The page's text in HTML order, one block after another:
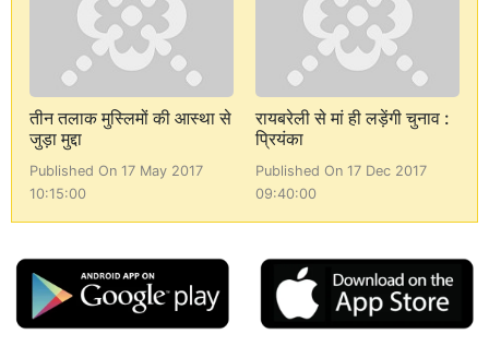
तीन तलाक मुस्लिमों की आस्था से
जुड़ा मुद्दा
Published On 17 May 2017
10:15:00
रायबरेली से मां ही लड़ेंगी चुनाव :
प्रियंका
Published On 17 Dec 2017
09:40:00